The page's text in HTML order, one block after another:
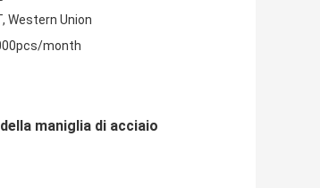
Western Union
month
maniglia di acciaio